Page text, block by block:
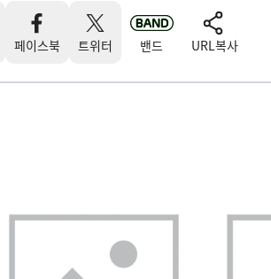
페이스북 트위터 밴드 URL복사